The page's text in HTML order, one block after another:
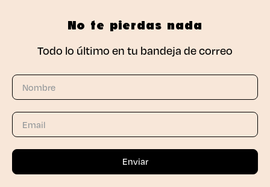
No te pierdas nada
Todo lo último en tu bandeja de correo